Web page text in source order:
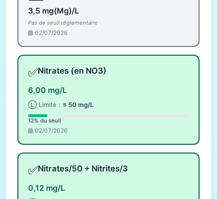
3,5 mg(Mg)/L
Pas de seuil réglementaire
02/07/2026
✅Nitrates (en NO3)
6,00 mg/L
Ⓛ Limite : ≤ 50 mg/L
12% du seuil
02/07/2026
✅Nitrates/50 + Nitrites/3
0,12 mg/L